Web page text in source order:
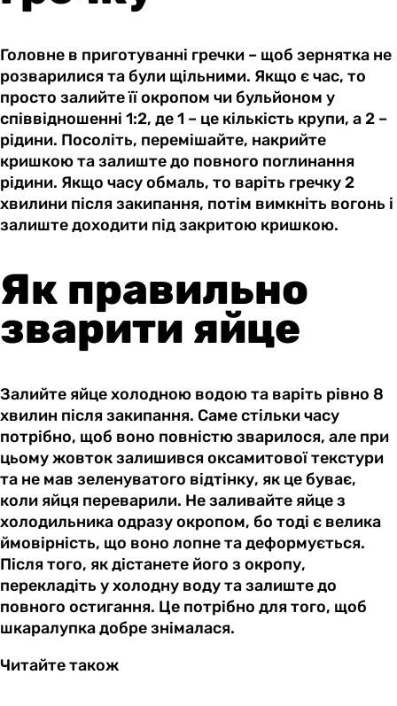
Головне в приготуванні гречки – щоб зернятка не
розварилися та були щільними. Якщо є час, то
просто залийте її окропом чи бульйоном у
співвідношенні 1:2, де 1 – це кількість крупи, а 2 –
рідини. Посоліть, перемішайте, накрийте
кришкою та залиште до повного поглинання
рідини. Якщо часу обмаль, то варіть гречку 2
хвилини після закипання, потім вимкніть вогонь і
залиште доходити під закритою кришкою.
Як правильно
зварити яйце
Залийте яйце холодною водою та варіть рівно 8
хвилин після закипання. Саме стільки часу
потрібно, щоб воно повністю зварилося, але при
цьому жовток залишився оксамитової текстури
та не мав зеленуватого відтінку, як це буває,
коли яйця переварили. Не заливайте яйце з
холодильника одразу окропом, бо тоді є велика
ймовірність, що воно лопне та деформується.
Після того, як дістанете його з окропу,
перекладіть у холодну воду та залиште до
повного остигання. Це потрібно для того, щоб
шкаралупка добре знімалася.
Читайте також